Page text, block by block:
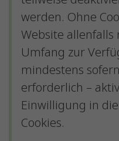
werden. Ohne
Website
Umfang zur
mindestens
erforderlich –
Einwilligung in
Cookies.